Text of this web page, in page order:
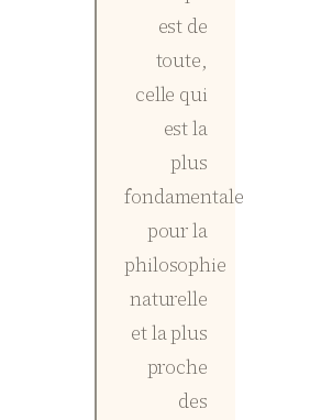
est de
toute,
celle qui
est la
plus
fondamentale
pour la
philosophie
naturelle
et la plus
proche
des